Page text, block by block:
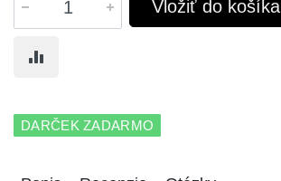
Vložiť do košíka
DARČEK ZADARMO